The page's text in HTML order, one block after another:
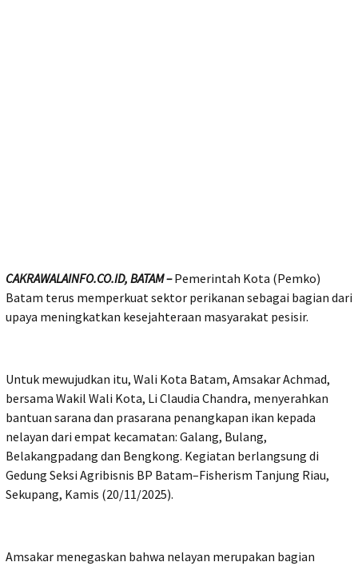
CAKRAWALAINFO.CO.ID, BATAM –Pemerintah Kota (Pemko)
Batam terus memperkuat sektor perikanan sebagai bagian dari
upaya meningkatkan kesejahteraan masyarakat pesisir.
Untuk mewujudkan itu, Wali Kota Batam, Amsakar Achmad,
bersama Wakil Wali Kota, Li Claudia Chandra, menyerahkan
bantuan sarana dan prasarana penangkapan ikan kepada
nelayan dari empat kecamatan: Galang, Bulang,
Belakangpadang dan Bengkong. Kegiatan berlangsung di
Gedung Seksi Agribisnis BP Batam–Fisherism Tanjung Riau,
Sekupang, Kamis (20/11/2025).
Amsakar menegaskan bahwa nelayan merupakan bagian